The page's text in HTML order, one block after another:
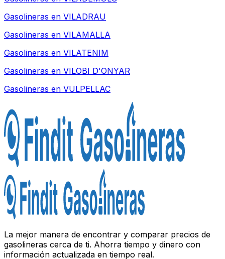
Gasolineras en VILADRAU
Gasolineras en VILAMALLA
Gasolineras en VILATENIM
Gasolineras en VILOBI D'ONYAR
Gasolineras en VULPELLAC
La mejor manera de encontrar y comparar precios de
gasolineras cerca de ti. Ahorra tiempo y dinero con
información actualizada en tiempo real.